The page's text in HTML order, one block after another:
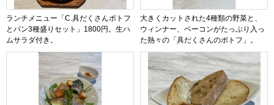
ランチメニュー「C.具だくさんポトフ
とパン3種盛りセット」1800円。生ハ
ムサラダ付き。
大きくカットされた4種類の野菜と、
ウィンナー、ベーコンがたっぷり入っ
た熱々の「具だくさんのポトフ」。